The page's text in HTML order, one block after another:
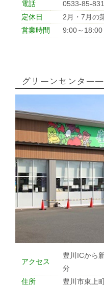
各種
土曜共
JA共済 自
金融商品勧
わい！わい！
概要説明・ポ
わい!わい!
電話
0533-85-
定休日
2月・7月の
営業時間
9:00～18:00
グリーンセンター
アクセス
豊川ICから
分
住所
豊川市東上